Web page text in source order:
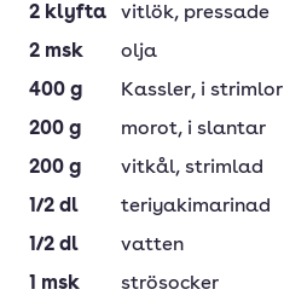
2 klyfta vitlök, pressade
2 msk
olja
400 g Kassler, i strimlor
200 g morot, i slantar
200 g vitkål, strimlad
1/2 dl
teriyakimarinad
1/2 dl
vatten
1 msk
strösocker